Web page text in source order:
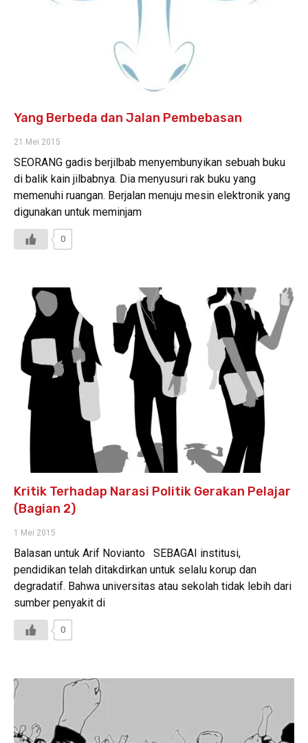
Yang Berbeda dan Jalan Pembebasan
21 Mei 2015
SEORANG gadis berjilbab menyembunyikan sebuah buku
di balik kain jilbabnya. Dia menyusuri rak buku yang
memenuhi ruangan. Berjalan menuju mesin elektronik yang
digunakan untuk meminjam
0
Kritik Terhadap Narasi Politik Gerakan Pelajar
(Bagian 2)
1 Mei 2015
Balasan untuk Arif Novianto SEBAGAI institusi,
pendidikan telah ditakdirkan untuk selalu korup dan
degradatif. Bahwa universitas atau sekolah tidak lebih dari
sumber penyakit di
0